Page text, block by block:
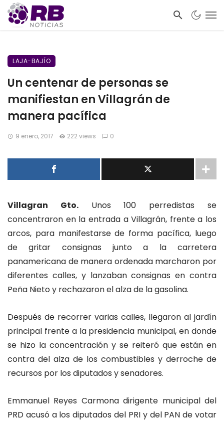
LAJA-BAJÍO
Un centenar de personas se
manifiestan en Villagrán de
manera pacífica
9 enero, 2017 222 views 0
Villagran Gto.Unos 100 perredistas se
concentraron en la entrada a Villagrán, frente a los
arcos, para manifestarse de forma pacífica, luego
de gritar consignas junto a la carretera
panamericana de manera ordenada marcharon por
diferentes calles, y lanzaban consignas en contra
Peña Nieto y rechazaron el alza de la gasolina.
Después de recorrer varias calles, llegaron al jardín
principal frente a la presidencia municipal, en donde
se hizo la concentración y se reiteró que están en
contra del alza de los combustibles y derroche de
recursos por los diputados y senadores.
Emmanuel Reyes Carmona dirigente municipal del
PRD acusó a los diputados del PRI y del PAN de votar